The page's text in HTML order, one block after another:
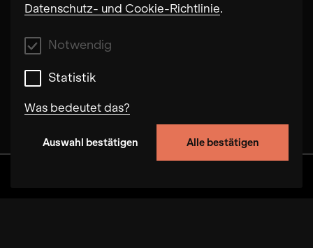
Datenschutz- und Cookie-Richtlinie.
Notwendig
Statistik
Was bedeutet das?
Auswahl bestätigen Alle bestätigen